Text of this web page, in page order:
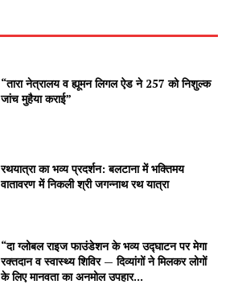
“तारा नेत्रालय व ह्यूमन लिगल ऐड ने 257 को निशुल्क
जांच मुहैया कराई”
रथयात्रा का भव्य प्रदर्शन: बलटाना में भक्तिमय
वातावरण में निकली श्री जगन्नाथ रथ यात्रा
“दा ग्लोबल राइज फाउंडेशन के भव्य उद्घाटन पर मेगा
रक्तदान व स्वास्थ्य शिविर — दिव्यांगों ने मिलकर लोगों
के लिए मानवता का अनमोल उपहार...